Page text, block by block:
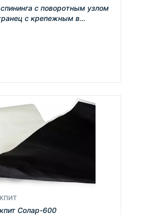
с поворотным узлом
с крепежным в
Солар-600